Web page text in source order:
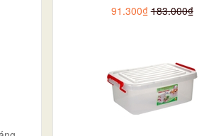
91.300₫ 183.000₫